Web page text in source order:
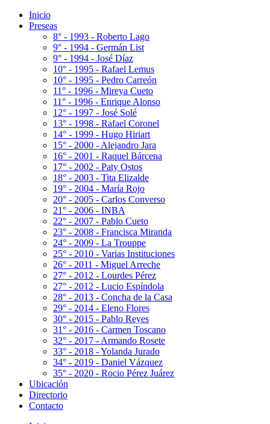
Inicio
Preseas
8° - 1993 - Roberto Lago
9° - 1994 - Germán List
9° - 1994 - José Díaz
10° - 1995 - Rafael Lemus
10° - 1995 - Pedro Carreón
11° - 1996 - Mireya Cueto
11° - 1996 - Enrique Alonso
12° - 1997 - José Solé
13° - 1998 - Rafael Coronel
14° - 1999 - Hugo Hiriart
15° - 2000 - Alejandro Jara
16° - 2001 - Raquel Bárcena
17° - 2002 - Paty Ostos
18° - 2003 - Tita Elizalde
19° - 2004 - María Rojo
20° - 2005 - Carlos Converso
21° - 2006 - INBA
22° - 2007 - Pablo Cueto
23° - 2008 - Francisca Miranda
24° - 2009 - La Trouppe
25° - 2010 - Varias Instituciones
26° - 2011 - Miguel Arreche
27° - 2012 - Lourdes Pérez
27° - 2012 - Lucio Espíndola
28° - 2013 - Concha de la Casa
29° - 2014 - Eleno Flores
30° - 2015 - Pablo Reyes
31° - 2016 - Carmen Toscano
32° - 2017 - Armando Rosete
33° - 2018 - Yolanda Jurado
34° - 2019 - Daniel Vázquez
35° - 2020 - Rocio Pérez Juárez
Ubicación
Directorio
Contacto